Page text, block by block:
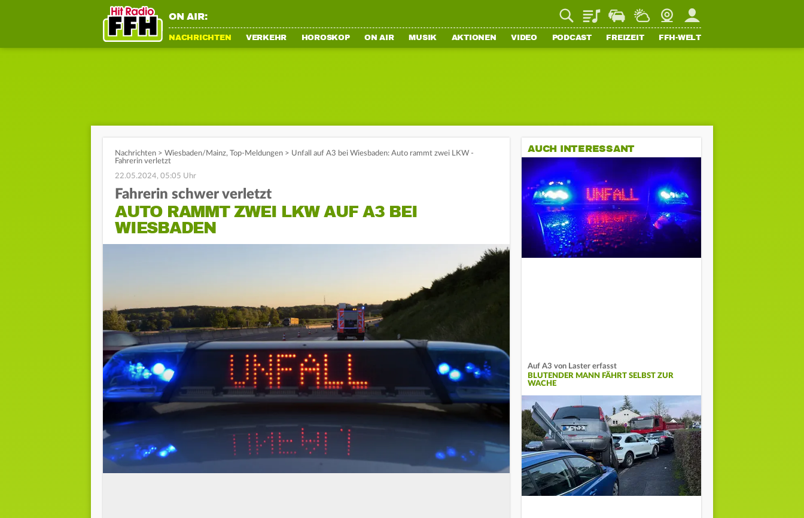
ON AIR: PlaylistStaupilotWetterWebcamMein FFH
NACHRICHTEN VERKEHR HOROSKOP ON AIR MUSIK AKTIONEN VIDEO PODCAST FREIZEIT FFH-WELT
Nachrichten > Wiesbaden/Mainz, Top-Meldungen > Unfall auf A3 bei Wiesbaden: Auto rammt zwei LKW -
Fahrerin verletzt
22.05.2024, 05:05 Uhr
Fahrerin schwer verletzt
AUTO RAMMT ZWEI LKW AUF A3 BEI
WIESBADEN
AUCH INTERESSANT
Auf A3 von Laster erfasst
BLUTENDER MANN FÄHRT SELBST ZUR
WACHE